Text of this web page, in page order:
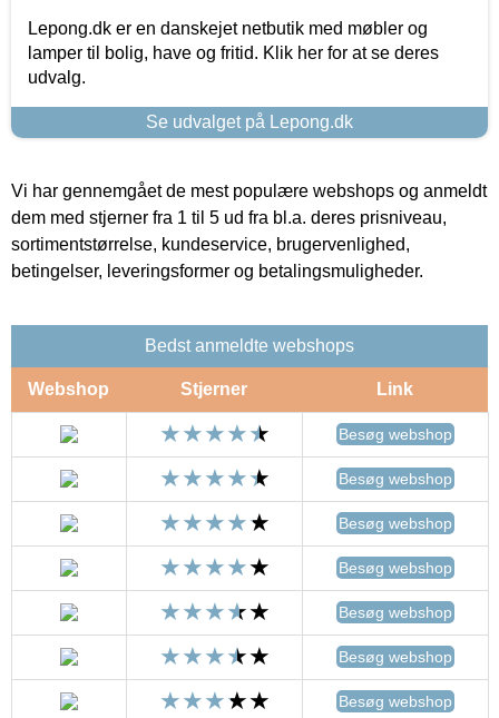
Lepong.dk er en danskejet netbutik med møbler og
lamper til bolig, have og fritid. Klik her for at se deres
udvalg.
Se udvalget på Lepong.dk
Vi har gennemgået de mest populære webshops og anmeldt
dem med stjerner fra 1 til 5 ud fra bl.a. deres prisniveau,
sortimentstørrelse, kundeservice, brugervenlighed,
betingelser, leveringsformer og betalingsmuligheder.
Bedst anmeldte webshops
Webshop Stjerner Link
Besøg webshop
Besøg webshop
Besøg webshop
Besøg webshop
Besøg webshop
Besøg webshop
Besøg webshop